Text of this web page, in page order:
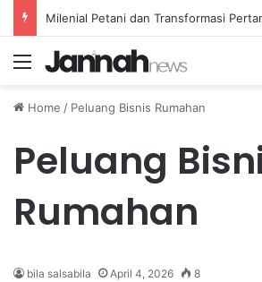
Menu
Home / Peluang Bisnis Rumahan
Peluang
Rumahan
bila salsabila April 4, 2026 8